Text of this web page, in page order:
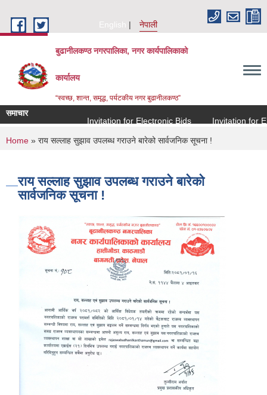
English
नेपाली
बुढानीलकण्ठ नगरपालिका, नगर कार्यपालिकाको
कार्यालय
“स्वच्छ, शान्त, समृद्ध, पर्यटकीय नगर बुढानीलकण्ठ”
समाचार
Invitation for Electronic Bids
Invitation for
You are here
Home » राय सल्लाह सुझाव उपलब्ध गराउने बारेको सार्वजनिक सूचना !
राय सल्लाह सुझाव उपलब्ध गराउने बारेको
सार्वजनिक सूचना !